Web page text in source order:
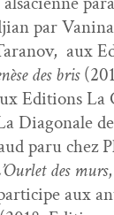
par
aux
des bris
Edi­tions La
Diag­o­nale
paru chez
des murs
aux